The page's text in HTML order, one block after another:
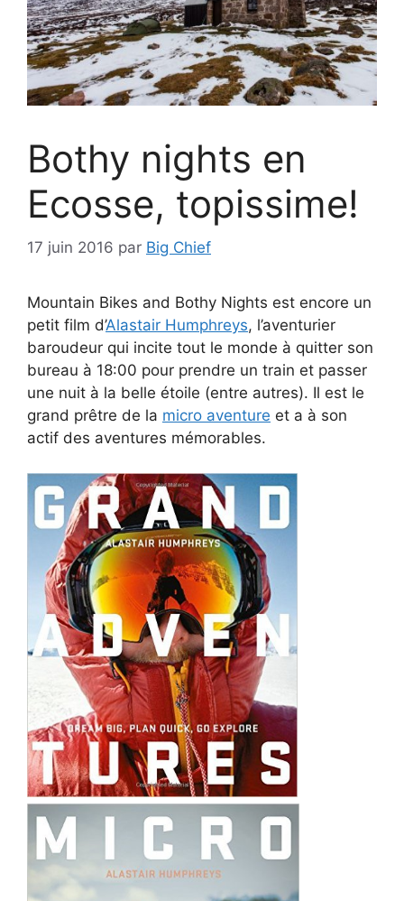
Bothy nights en
Ecosse, topissime!
17 juin 2016 par Big Chief
Mountain Bikes and Bothy Nights est encore un
petit film d’Alastair Humphreys, l’aventurier
baroudeur qui incite tout le monde à quitter son
bureau à 18:00 pour prendre un train et passer
une nuit à la belle étoile (entre autres). Il est le
grand prêtre de la micro aventure et a à son
actif des aventures mémorables.